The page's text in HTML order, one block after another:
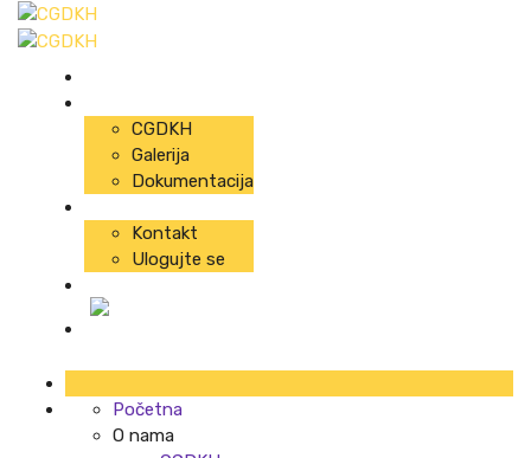
CGDKH
Galerija
Dokumentacija
Kontakt
Ulogujte se
Početna
O nama